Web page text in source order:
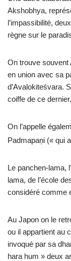
Akshobhya,
l’impassibilité,
règne sur le
On trouve souvent
en union avec sa
d’Avalokiteśvara.
coiffe de ce
On l’appelle
Padmapaņi (« qui
Le panchen-lama,
lama, de l’école
considéré comme
Au Japon on le
ou il appartient au
invoqué par sa
hara hum » deux